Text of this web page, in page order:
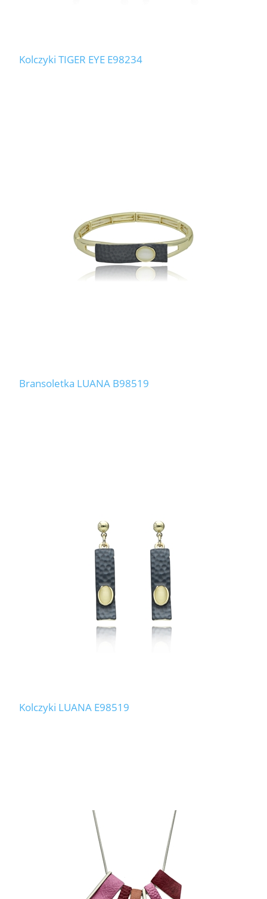
Kolczyki TIGER EYE E98234
Bransoletka LUANA B98519
Kolczyki LUANA E98519